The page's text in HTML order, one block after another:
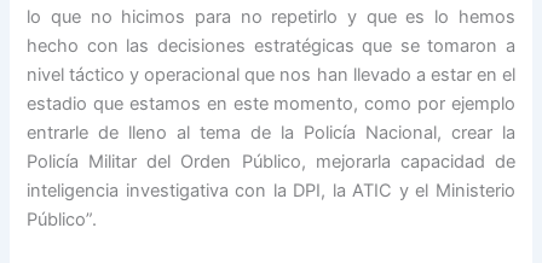
lo que no hicimos para no repetirlo y que es lo hemos
hecho con las decisiones estratégicas que se tomaron a
nivel táctico y operacional que nos han llevado a estar en el
estadio que estamos en este momento, como por ejemplo
entrarle de lleno al tema de la Policía Nacional, crear la
Policía Militar del Orden Público, mejorarla capacidad de
inteligencia investigativa con la DPI, la ATIC y el Ministerio
Público”.